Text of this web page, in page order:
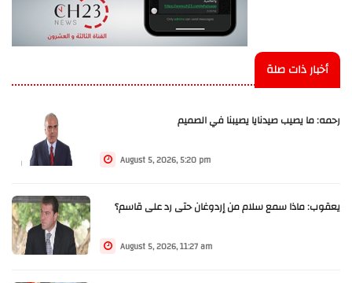
أخبار ذات صلة
رحمه: ما يصيب صيدنايا يصيبنا في الصميم
August 5, 2026, 5:20 pm
يعقوب: ماذا سمع سلام من إردوغان حتى رد على قاسم؟
August 5, 2026, 11:27 am